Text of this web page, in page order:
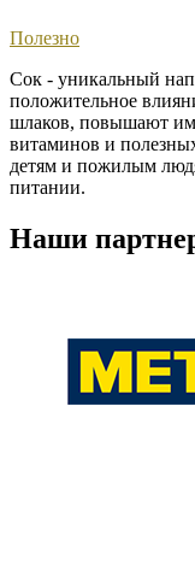
Полезно
Сок - уникальный
положительное
шлаков, повышают
витаминов и
детям и пожилым
питании.
Наши